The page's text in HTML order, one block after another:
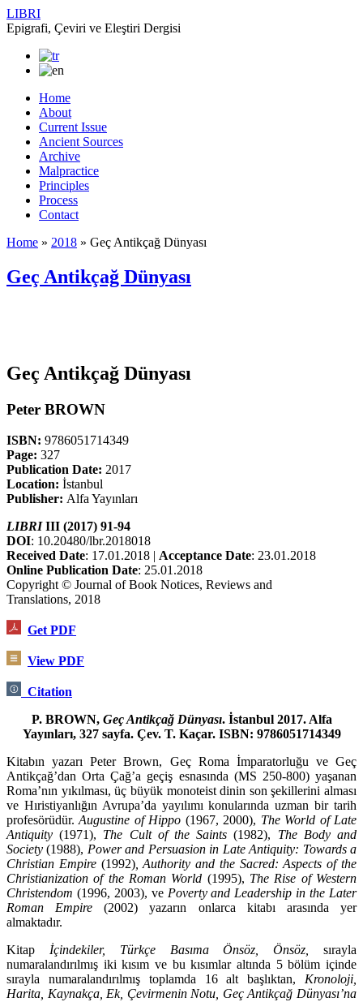
LIBRI
Epigrafi, Çeviri ve Eleştiri Dergisi
Home
About
Current Issue
Ancient Sources
Archive
Malpractice
Principles
Process
Contact
Home » 2018 » Geç Antikçağ Dünyası
Geç Antikçağ Dünyası
Geç Antikçağ Dünyası
Peter BROWN
ISBN: 9786051714349
Page: 327
Publication Date: 2017
Location: İstanbul
Publisher: Alfa Yayınları
LIBRIIII (2017) 91-94
DOI: 10.20480/lbr.2018018
Received Date: 17.01.2018 | Acceptance Date: 23.01.2018
Online Publication Date: 25.01.2018
Copyright © Journal of Book Notices, Reviews and
Translations, 2018
Get PDF
View PDF
Citation
P. BROWN, Geç Antikçağ Dünyası. İstanbul 2017. Alfa
Yayınları, 327 sayfa. Çev. T. Kaçar. ISBN: 9786051714349
Kitabın yazarı Peter Brown, Geç Roma İmparatorluğu ve Geç
Antikçağ’dan Or­ta Çağ’a geçiş esnasında (MS 250-800) yaşanan
Roma’nın yıkılması, üç bü­yük monoteist dinin son şekillerini alması
ve Hıristiyanlığın Avrupa’da yayılımı konularında uzman bir tarih
profesörüdür.Augustine of Hippo (1967, 2000), The World of Late
Antiquity (1971), The Cult of the Saints(1982), The Body and
Society (1988), Power and Persuasion in Late Antiquity: Towards a
Chris­tian Empire(1992), Authority and the Sacred: Aspects of the
Christianization of the Roman World (1995), The Rise of Western
Christendom (1996, 2003), ve Poverty and Leadership in the Later
Roman Empire (2002) yazarın onlarca kitabı arasında yer
almaktadır.
Kitap İçindekiler, Türkçe Basıma Önsöz, Önsöz,sırayla
numaralandırılmış iki kısım ve bu kısımlar altında 5 bölüm içinde
sırayla numaralandırılmış top­lamda 16 alt başlıktan, Kronoloji,
Harita, Kaynakça, Ek, Çevirmenin Notu, Geç Antikçağ Dünyası’na